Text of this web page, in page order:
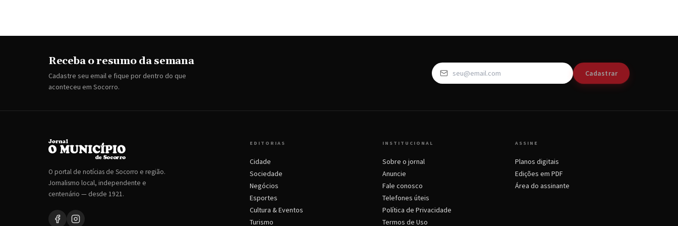
Receba o resumo da semana
Cadastre seu email e fique por dentro do que
aconteceu em Socorro.
Cadastrar
O portal de notícias de Socorro e região.
Jornalismo local, independente e
centenário — desde 1921.
EDITORIAS
Cidade
Sociedade
Negócios
Esportes
Cultura & Eventos
Turismo
INSTITUCIONAL
Sobre o jornal
Anuncie
Fale conosco
Telefones úteis
Política de Privacidade
Termos de Uso
ASSINE
Planos digitais
Edições em PDF
Área do assinante